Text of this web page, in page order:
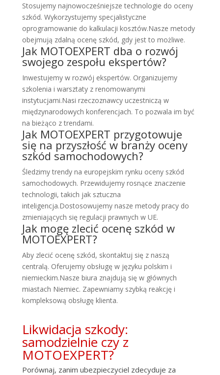
Stosujemy najnowocześniejsze technologie do oceny
szkód. Wykorzystujemy specjalistyczne
oprogramowanie do kalkulacji kosztów.Nasze metody
obejmują zdalną ocenę szkód, gdy jest to możliwe.
Jak MOTOEXPERT dba o rozwój
swojego zespołu ekspertów?
Inwestujemy w rozwój ekspertów. Organizujemy
szkolenia i warsztaty z renomowanymi
instytucjami.Nasi rzeczoznawcy uczestniczą w
międzynarodowych konferencjach. To pozwala im być
na bieżąco z trendami.
Jak MOTOEXPERT przygotowuje
się na przyszłość w branży oceny
szkód samochodowych?
Śledzimy trendy na europejskim rynku oceny szkód
samochodowych. Przewidujemy rosnące znaczenie
technologii, takich jak sztuczna
inteligencja.Dostosowujemy nasze metody pracy do
zmieniających się regulacji prawnych w UE.
Jak mogę zlecić ocenę szkód w
MOTOEXPERT?
Aby zlecić ocenę szkód, skontaktuj się z naszą
centralą. Oferujemy obsługę w języku polskim i
niemieckim.Nasze biura znajdują się w głównych
miastach Niemiec. Zapewniamy szybką reakcję i
kompleksową obsługę klienta.
Likwidacja szkody:
samodzielnie czy z
MOTOEXPERT?
Porównaj, zanim ubezpieczyciel zdecyduje za